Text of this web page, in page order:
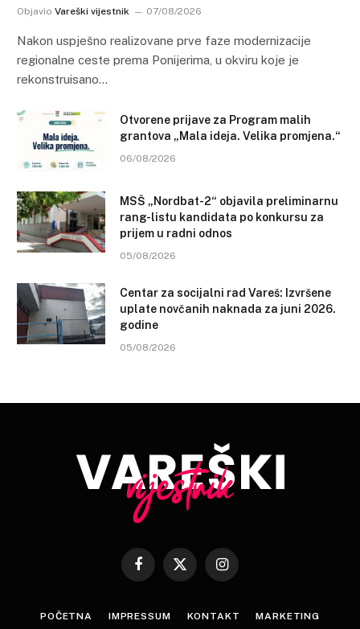
Objavio Vareški vijestnik 07/08/2026
Nakon uspješno realizovane prve faze modernizacije
regionalne ceste prema Ponijerima, u okviru koje je
rekonstruisano…
Otvorene prijave za Program malih
grantova „Mala ideja. Velika promjena.“
06/08/2026
MSŠ „Nordbat-2“ objavila preliminarnu
rang-listu kandidata po konkursu za
prijem u radni odnos
05/08/2026
Centar za socijalni rad Vareš: Izvršene
uplate novčanih naknada za juni 2026.
godine
05/08/2026
Facebook
X
Instagram
POČETNA IMPRESSUM KONTAKT MARKETING